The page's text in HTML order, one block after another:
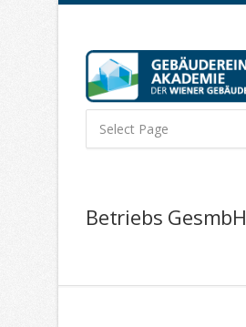
Betriebs GesmbH